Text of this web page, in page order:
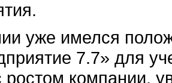
уже имелся
7.7» для
ростом компании,